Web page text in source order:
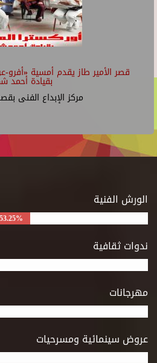
قصر الأمير طاز يقدم أمسية «أفرو-
بقيادة أحمد
مركز الإبداع الفنى
الورش الفنية
53.25%
ندوات ثقافية
مهرجانات
عروض سينمائية ومسرحيات